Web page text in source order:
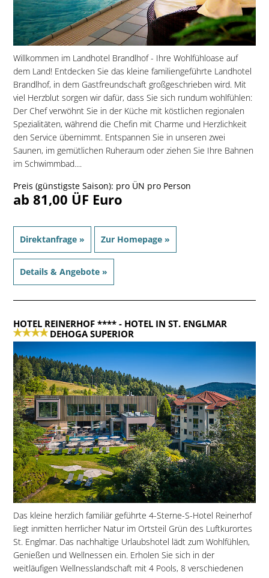
Willkommen im Landhotel Brandlhof - Ihre Wohlfühloase auf
dem Land! Entdecken Sie das kleine familiengeführte Landhotel
Brandlhof, in dem Gastfreundschaft großgeschrieben wird. Mit
viel Herzblut sorgen wir dafür, dass Sie sich rundum wohlfühlen:
Der Chef verwöhnt Sie in der Küche mit köstlichen regionalen
Spezialitäten, während die Chefin mit Charme und Herzlichkeit
den Service übernimmt. Entspannen Sie in unseren zwei
Saunen, im gemütlichen Ruheraum oder ziehen Sie Ihre Bahnen
im Schwimmbad....
Preis (günstigste Saison): pro ÜN pro Person
ab 81,00 ÜF Euro
Direktanfrage » Zur Homepage »
Details & Angebote »
HOTEL REINERHOF ****- HOTEL IN ST. ENGLMAR
DEHOGA SUPERIOR
Das kleine herzlich familiär geführte 4-Sterne-S-Hotel Reinerhof
liegt inmitten herrlicher Natur im Ortsteil Grün des Luftkurortes
St. Englmar. Das nachhaltige Urlaubshotel lädt zum Wohlfühlen,
Genießen und Wellnessen ein. Erholen Sie sich in der
weitläufigen Wellnesslandschaft mit 4 Pools, 8 verschiedenen